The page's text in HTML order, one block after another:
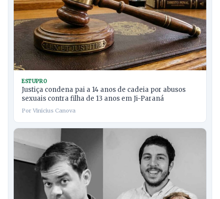
ESTUPRO
Justiça condena pai a 14 anos de cadeia por abusos
sexuais contra filha de 13 anos em Ji-Paraná
Por Vinicius Canova